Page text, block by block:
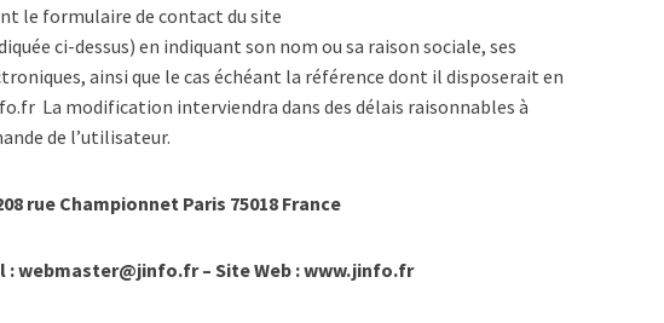
le formulaire de contact du site
ci-dessus) en indiquant son nom ou sa raison sociale, ses
ainsi que le cas échéant la référence dont il disposerait en
La modification interviendra dans des délais raisonnables à
de l’utilisateur.
rue Championnet Paris 75018 France
: webmaster@jinfo.fr – Site Web : www.jinfo.fr